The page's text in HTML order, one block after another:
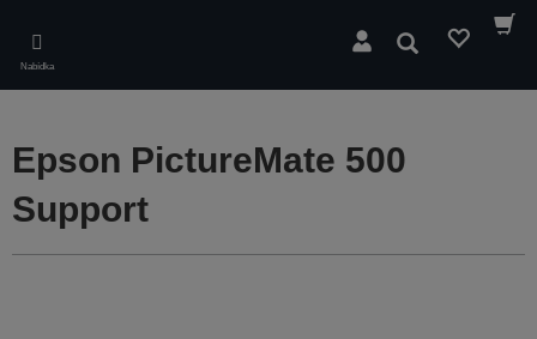
main
content
Nabídka
Hledat
Epson PictureMate 500
Support